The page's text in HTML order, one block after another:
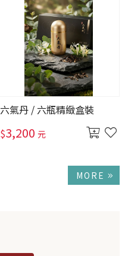
六氣丹 / 六瓶精緻盒裝
$3,200元
MORE